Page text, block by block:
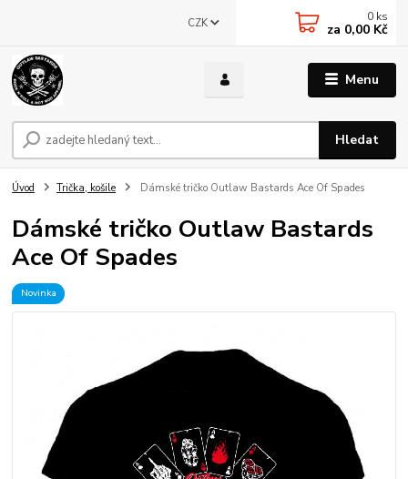
Menu
CZK
Hledat
0 ks
za 0,00 Kč
Úvod Trička, košile Dámské tričko Outlaw Bastards Ace Of Spades
Dámské tričko Outlaw Bastards
Ace Of Spades
Novinka